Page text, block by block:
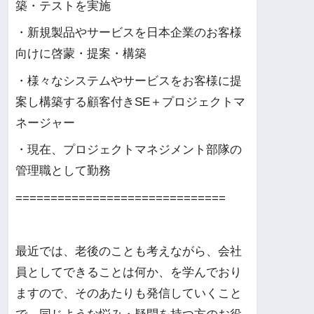
築・テストを実施
・新規製品やサービスを日本企業のお客様
向けに啓蒙・提案・構築
・様々なシステムやサービスをお客様に提
案し構築する顧客付きSE＋プロジェクトマ
ネージャー
・現在、プロジェクトマネジメント部隊の
管理職として勤務
==============================
最近では、老後のことも考えながら、会社
員としてできることは何か、を学んでおり
ますので、そのあたりも発信していくこと